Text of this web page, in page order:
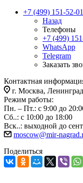
+7 (499) 151-52-01
Назад
Телефоны
+7 (499)
WhatsApp
Telegram
Заказать
Контактная
г. Москва,
Режим работы:
Пн. – Пт.: с 9:00 до
Сб..: с 10:00 до 18:00
Вск..: выходной до
moscow@mir-
Поделиться